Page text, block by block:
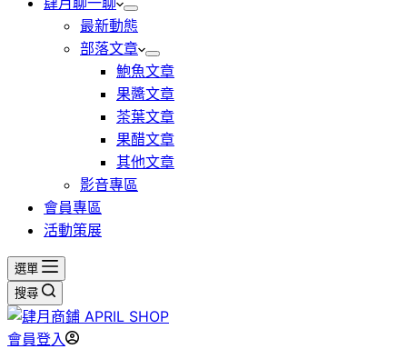
最新動態
部落文章
鮑魚文章
果醬文章
茶葉文章
果醋文章
其他文章
影音專區
會員專區
活動策展
選單
搜尋
會員登入